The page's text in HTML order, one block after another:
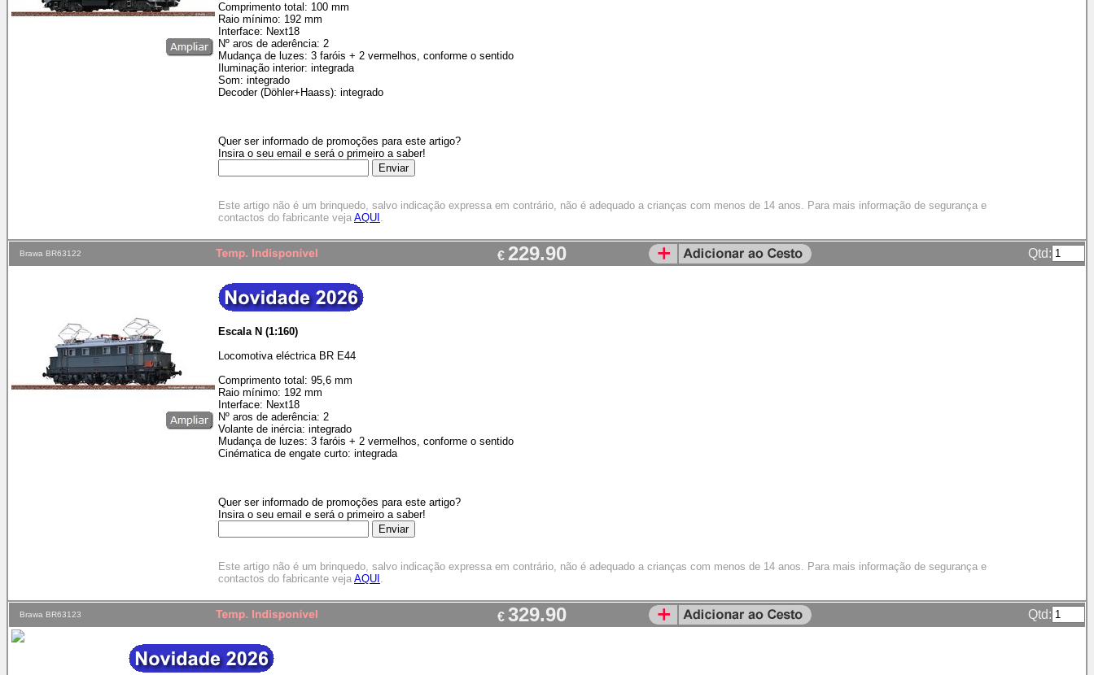
Comprimento total: 100 mm
Raio mínimo: 192 mm
Interface: Next18
Nº aros de aderência: 2
Mudança de luzes: 3 faróis + 2 vermelhos, conforme o sentido
Iluminação interior: integrada
Som: integrado
Decoder (Döhler+Haass): integrado
Quer ser informado de promoções para este artigo?
Insira o seu email e será o primeiro a saber!
Este artigo não é um brinquedo, salvo indicação expressa em contrário, não é adequado a crianças com menos de 14 anos. Para mais informação de segurança e
contactos do fabricante veja AQUI .
Brawa BR63122 € 229.90 Qtd:
Escala N (1:160)
Locomotiva eléctrica BR E44
Comprimento total: 95,6 mm
Raio mínimo: 192 mm
Interface: Next18
Nº aros de aderência: 2
Volante de inércia: integrado
Mudança de luzes: 3 faróis + 2 vermelhos, conforme o sentido
Cinématica de engate curto: integrada
Quer ser informado de promoções para este artigo?
Insira o seu email e será o primeiro a saber!
Este artigo não é um brinquedo, salvo indicação expressa em contrário, não é adequado a crianças com menos de 14 anos. Para mais informação de segurança e
contactos do fabricante veja AQUI .
Brawa BR63123 € 329.90 Qtd: